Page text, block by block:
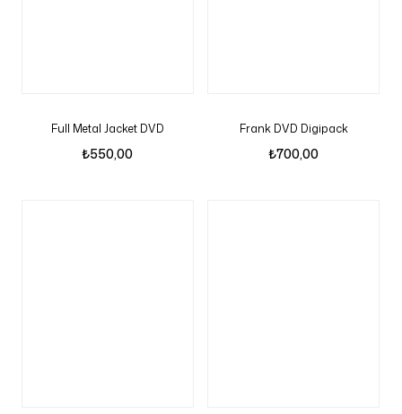
Full Metal Jacket DVD
₺550,00
Frank DVD Digipack
₺700,00